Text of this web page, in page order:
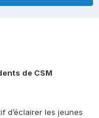
de CSM
d’éclairer les jeunes